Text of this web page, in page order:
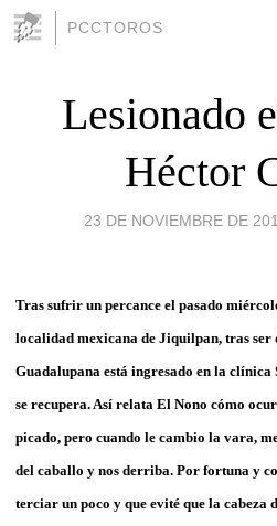
PCCTOROS
Lesionado
Héctor
23 DE NOVIEMBRE DE
Tras sufrir un percance el pasado
localidad mexicana de Jiquilpan, tras
Guadalupana está ingresado en la clínica
se recupera. Así relata El Nono cómo
picado, pero cuando le cambio la vara,
del caballo y nos derriba. Por fortuna y
terciar un poco y que evité que la cabeza